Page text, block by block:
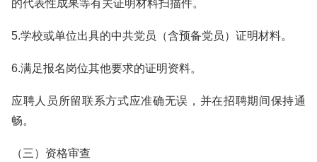
的代表性成果等有关证明材料扫描件。
5.学校或单位出具的中共党员（含预备党员）证明材料。
6.满足报名岗位其他要求的证明资料。
应聘人员所留联系方式应准确无误，并在招聘期间保持通
畅。
（三）资格审查